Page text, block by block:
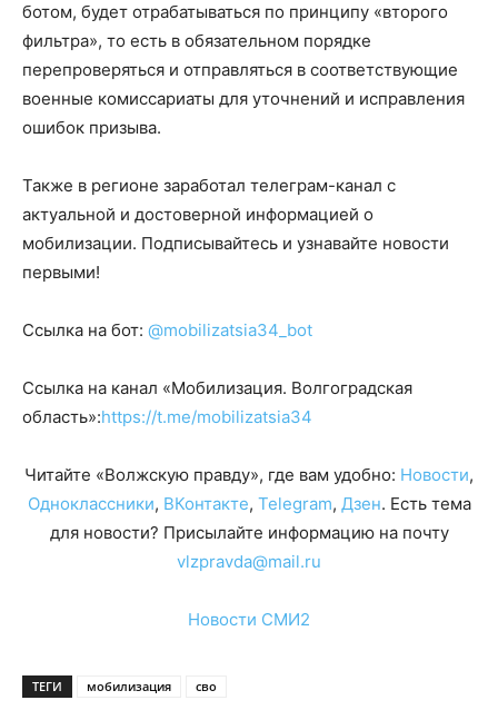
ботом, будет отрабатываться по принципу «второго
фильтра», то есть в обязательном порядке
перепроверяться и отправляться в соответствующие
военные комиссариаты для уточнений и исправления
ошибок призыва.
Также в регионе заработал телеграм-канал с
актуальной и достоверной информацией о
мобилизации. Подписывайтесь и узнавайте новости
первыми!
Ссылка на бот: @mobilizatsia34_bot
Ссылка на канал «Мобилизация. Волгоградская
область»:https://t.me/mobilizatsia34
Читайте «Волжскую правду», где вам удобно: Новости,
Одноклассники, ВКонтакте, Telegram, Дзен. Есть тема
для новости? Присылайте информацию на почту
vlzpravda@mail.ru
Новости СМИ2
ТЕГИ мобилизация сво